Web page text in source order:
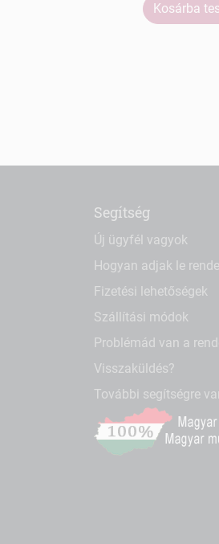
Kosárba
Segítség
Új ügyfél vagyok
Hogyan adjak le
Fizetési lehetőségek
Szállítási módok
Problémád van a
Visszaküldés?
További segítségre